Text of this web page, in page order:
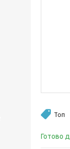
Топ
Готово